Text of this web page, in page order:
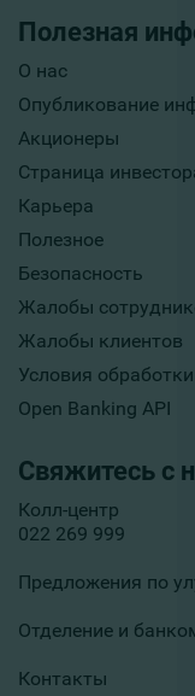
Полезная
О нас
Опубликование
Акционеры
Страница
Карьера
Полезное
Безопасность
Жалобы
Жалобы клиентов
Условия
Open Banking API
Свяжитесь с
Колл-центр
022 269 999
Предложения по
Отделение и
Контакты